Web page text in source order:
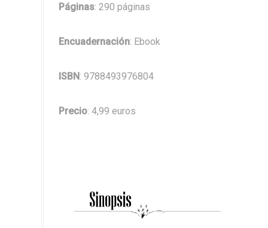
Páginas: 290 páginas
Encuadernación: Ebook
ISBN: 9788493976804
Precio: 4,99 euros